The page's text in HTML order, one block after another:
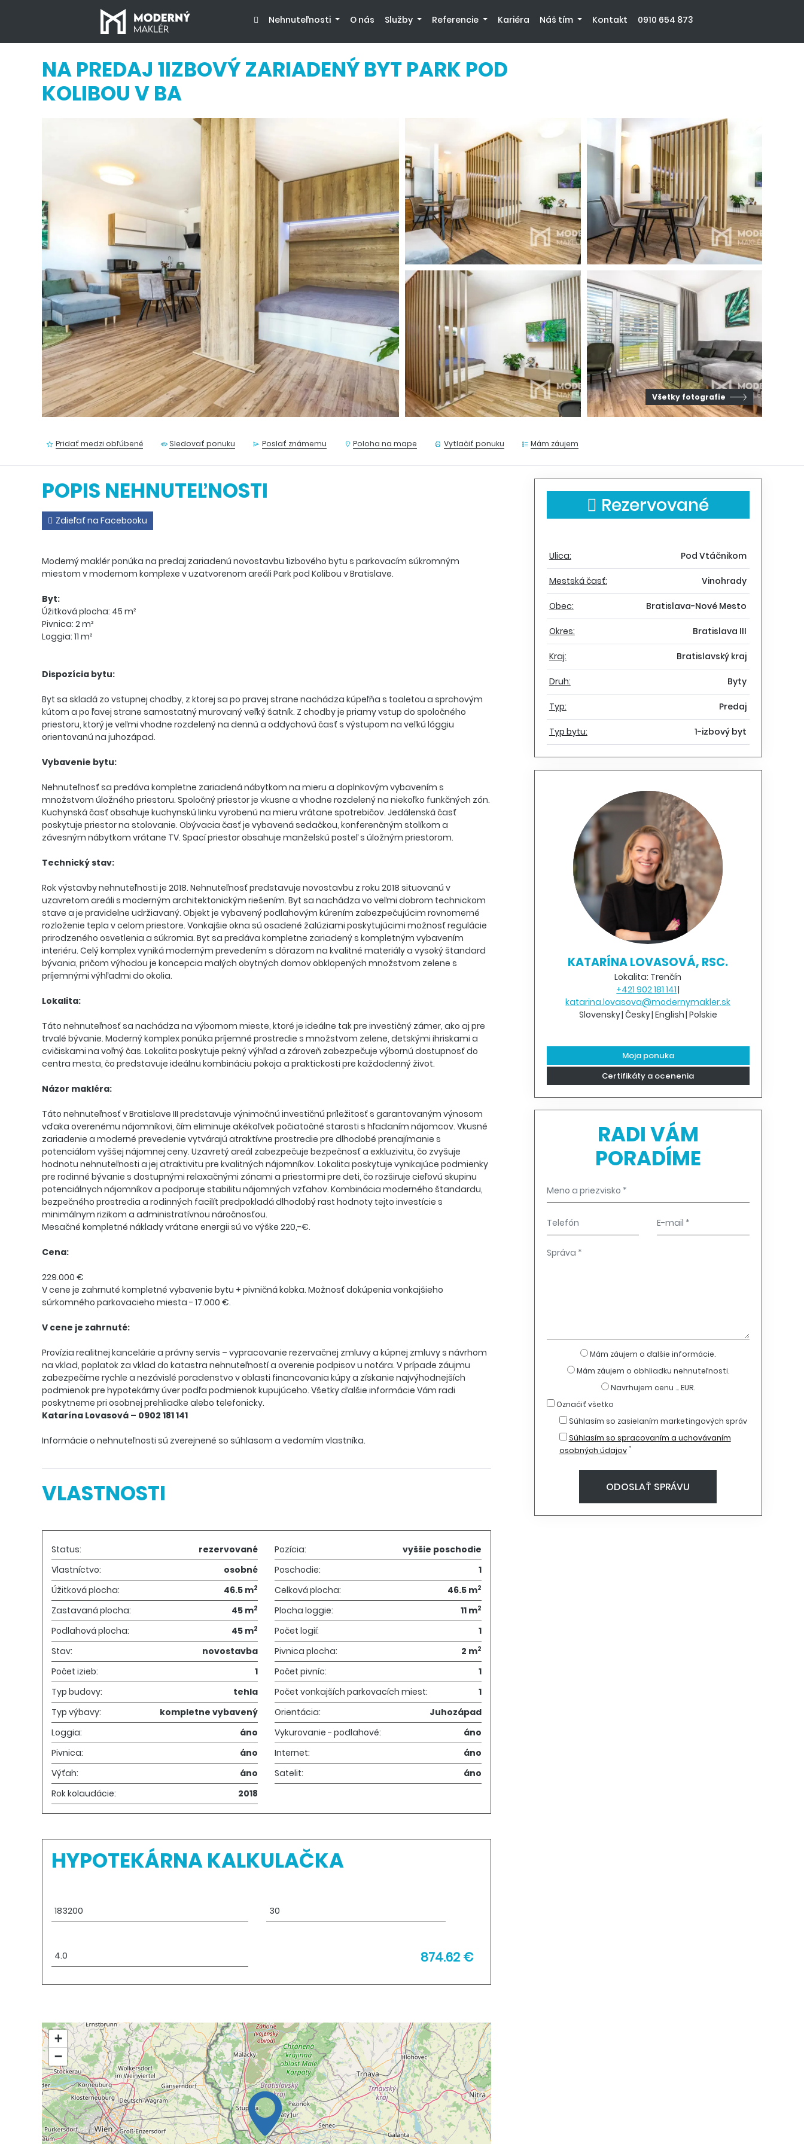
Nehnuteľnosti O nás Služby Referencie Kariéra Náš tím Kontakt 0910 654 873
NA PREDAJ 1IZBOVÝ ZARIADENÝ BYT PARK POD
KOLIBOU V BA
Všetky fotografie
Pridať medzi obľúbené Sledovať ponuku Poslať známemu Poloha na mape Vytlačiť ponuku Mám záujem
POPIS NEHNUTEĽNOSTI
Zdieľať na Facebooku
Moderný maklér ponúka na predaj zariadenú novostavbu 1izbového bytu s parkovacím súkromným
miestom v modernom komplexe v uzatvorenom areáli Park pod Kolibou v Bratislave.
Byt:
Úžitková plocha: 45 m²
Pivnica: 2 m²
Loggia: 11 m²
Dispozícia bytu:
Byt sa skladá zo vstupnej chodby, z ktorej sa po pravej strane nachádza kúpeľňa s toaletou a sprchovým
kútom a po ľavej strane samostatný murovaný veľký šatník. Z chodby je priamy vstup do spoločného
priestoru, ktorý je veľmi vhodne rozdelený na dennú a oddychovú časť s výstupom na veľkú lóggiu
orientovanú na juhozápad.
Vybavenie bytu:
Nehnuteľnosť sa predáva kompletne zariadená nábytkom na mieru a doplnkovým vybavením s
množstvom úložného priestoru. Spoločný priestor je vkusne a vhodne rozdelený na niekoľko funkčných zón.
Kuchynská časť obsahuje kuchynskú linku vyrobenú na mieru vrátane spotrebičov. Jedálenská časť
poskytuje priestor na stolovanie. Obývacia časť je vybavená sedačkou, konferenčným stolíkom a
závesným nábytkom vrátane TV. Spací priestor obsahuje manželskú posteľ s úložným priestorom.
Technický stav:
Rok výstavby nehnuteľnosti je 2018. Nehnuteľnosť predstavuje novostavbu z roku 2018 situovanú v
uzavretom areáli s moderným architektonickým riešením. Byt sa nachádza vo veľmi dobrom technickom
stave a je pravidelne udržiavaný. Objekt je vybavený podlahovým kúrením zabezpečujúcim rovnomerné
rozloženie tepla v celom priestore. Vonkajšie okna sú osadené žalúziami poskytujúcimi možnosť regulácie
prirodzeného osvetlenia a súkromia. Byt sa predáva kompletne zariadený s kompletným vybavením
interiéru. Celý komplex vyniká moderným prevedením s dôrazom na kvalitné materiály a vysoký štandard
bývania, pričom výhodou je koncepcia malých obytných domov obklopených množstvom zelene s
príjemnými výhľadmi do okolia.
Lokalita:
Táto nehnuteľnosť sa nachádza na výbornom mieste, ktoré je ideálne tak pre investičný zámer, ako aj pre
trvalé bývanie. Moderný komplex ponúka príjemné prostredie s množstvom zelene, detskými ihriskami a
cvičiskami na voľný čas. Lokalita poskytuje pekný výhľad a zároveň zabezpečuje výbornú dostupnosť do
centra mesta, čo predstavuje ideálnu kombináciu pokoja a praktickosti pre každodenný život.
Názor makléra:
Táto nehnuteľnosť v Bratislave III predstavuje výnimočnú investičnú príležitosť s garantovaným výnosom
vďaka overenému nájomníkovi, čím eliminuje akékoľvek počiatočné starosti s hľadaním nájomcov. Vkusné
zariadenie a moderné prevedenie vytvárajú atraktívne prostredie pre dlhodobé prenajímanie s
potenciálom vyššej nájomnej ceny. Uzavretý areál zabezpečuje bezpečnosť a exkluzivitu, čo zvyšuje
hodnotu nehnuteľnosti a jej atraktivitu pre kvalitných nájomníkov. Lokalita poskytuje vynikajúce podmienky
pre rodinné bývanie s dostupnými relaxačnými zónami a priestormi pre deti, čo rozširuje cieľovú skupinu
potenciálnych nájomníkov a podporuje stabilitu nájomných vzťahov. Kombinácia moderného štandardu,
bezpečného prostredia a rodinných facilít predpokladá dlhodobý rast hodnoty tejto investície s
minimálnym rizikom a administratívnou náročnosťou.
Mesačné kompletné náklady vrátane energii sú vo výške 220,-€.
Cena:
229.000 €
V cene je zahrnuté kompletné vybavenie bytu + pivničná kobka. Možnosť dokúpenia vonkajšieho
súrkomného parkovacieho miesta - 17.000 €.
V cene je zahrnuté:
Provízia realitnej kancelárie a právny servis – vypracovanie rezervačnej zmluvy a kúpnej zmluvy s návrhom
na vklad, poplatok za vklad do katastra nehnuteľností a overenie podpisov u notára. V prípade záujmu
zabezpečíme rychle a nezávislé poradenstvo v oblasti financovania kúpy a získanie najvýhodnejších
podmienok pre hypotekárny úver podľa podmienok kupujúceho. Všetky ďalšie informácie Vám radi
poskytneme pri osobnej prehliadke alebo telefonicky.
Katarína Lovasová – 0902 181 141
Informácie o nehnuteľnosti sú zverejnené so súhlasom a vedomím vlastníka.
VLASTNOSTI
Status:
rezervované
Vlastníctvo:
osobné
Úžitková plocha:
46.5 m2
Zastavaná plocha: 45 m2
Podlahová plocha: 45 m2
Stav:
novostavba
Počet izieb:
1
Typ budovy:
tehla
Typ výbavy:
kompletne vybavený
Loggia:
áno
Pivnica:
áno
Výťah:
áno
Rok kolaudácie:
2018
Pozícia:
vyššie poschodie
Poschodie:
1
Celková plocha:
46.5 m2
Plocha loggie: 11 m2
Počet logií:
1
Pivnica plocha:
2 m2
Počet pivníc:
1
Počet vonkajších parkovacích miest:
1
Orientácia:
Juhozápad
Vykurovanie - podlahové:
áno
Internet:
áno
Satelit:
áno
HYPOTEKÁRNA KALKULAČKA
874.62 €
+
−
Rezervované
Ulica: Pod Vtáčnikom
Mestská časť: Vinohrady
Obec: Bratislava-Nové Mesto
Okres: Bratislava III
Kraj: Bratislavský kraj
Druh: Byty
Typ: Predaj
Typ bytu: 1-izbový byt
KATARÍNA LOVASOVÁ, RSC.
Lokalita: Trenčín
+421 902 181 141
katarina.lovasova@modernymakler.sk
Slovensky Česky English Polskie
Moja ponuka
Certifikáty a ocenenia
RADI VÁM
PORADÍME
Mám záujem o ďalšie informácie.
Mám záujem o obhliadku nehnuteľnosti.
Navrhujem cenu ... EUR.
Označiť všetko
Súhlasím so zasielaním marketingových správ
Súhlasím so spracovaním a uchovávaním
osobných údajov *